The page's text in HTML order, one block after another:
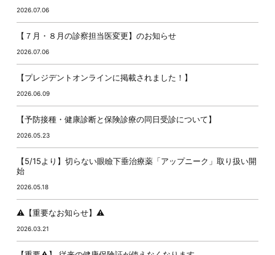
2026.07.06
【７月・８月の診察担当医変更】のお知らせ
2026.07.06
【プレジデントオンラインに掲載されました！】
2026.06.09
【予防接種・健康診断と保険診療の同日受診について】
2026.05.23
【5/15より】切らない眼瞼下垂治療薬「アップニーク」取り扱い開
始
2026.05.18
⚠️【重要なお知らせ】⚠️
2026.03.21